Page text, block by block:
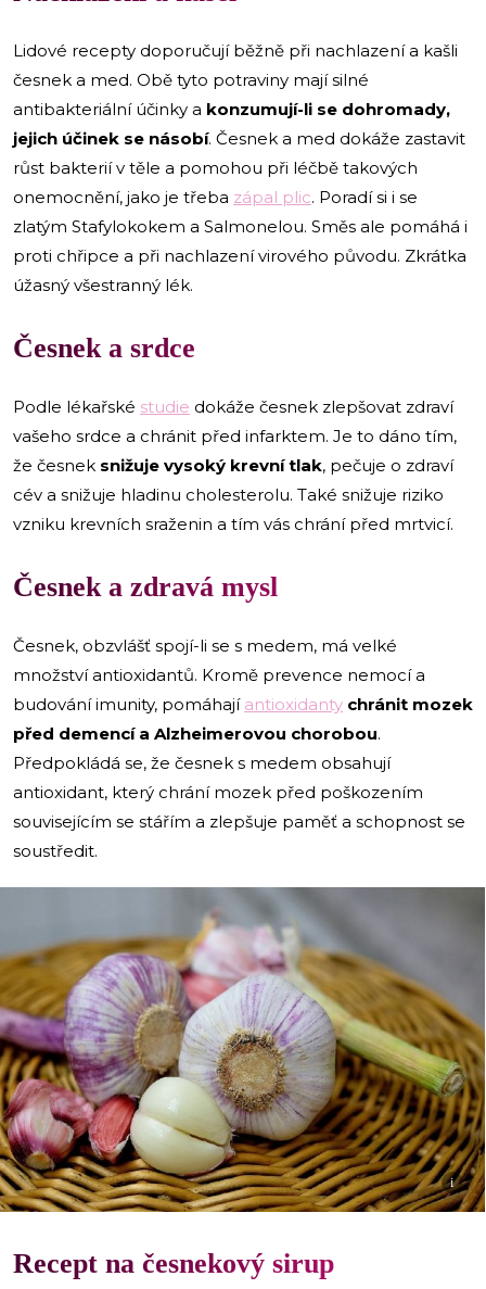
Lidové recepty doporučují běžně při nachlazení a kašli
česnek a med. Obě tyto potraviny mají silné
antibakteriální účinky a konzumují-li se dohromady,
jejich účinek se násobí. Česnek a med dokáže zastavit
růst bakterií v těle a pomohou při léčbě takových
onemocnění, jako je třeba zápal plic. Poradí si i se
zlatým Stafylokokem a Salmonelou. Směs ale pomáhá i
proti chřipce a při nachlazení virového původu. Zkrátka
úžasný všestranný lék.
Česnek a srdce
Podle lékařské studie dokáže česnek zlepšovat zdraví
vašeho srdce a chránit před infarktem. Je to dáno tím,
že česnek snižuje vysoký krevní tlak, pečuje o zdraví
cév a snižuje hladinu cholesterolu. Také snižuje riziko
vzniku krevních sraženin a tím vás chrání před mrtvicí.
Česnek a zdravá mysl
Česnek, obzvlášť spojí-li se s medem, má velké
množství antioxidantů. Kromě prevence nemocí a
budování imunity, pomáhají antioxidanty chránit mozek
před demencí a Alzheimerovou chorobou.
Předpokládá se, že česnek s medem obsahují
antioxidant, který chrání mozek před poškozením
souvisejícím se stářím a zlepšuje paměť a schopnost se
soustředit.
i
Recept na česnekový sirup